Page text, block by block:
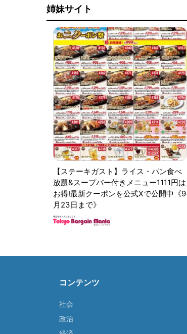
姉妹サイト
【ステーキガスト】ライス・パン食べ
放題&スープバー付きメニュー1111円は
お得!最新クーポンを公式Xで公開中《9
月23日まで》
コンテンツ
社会
政治